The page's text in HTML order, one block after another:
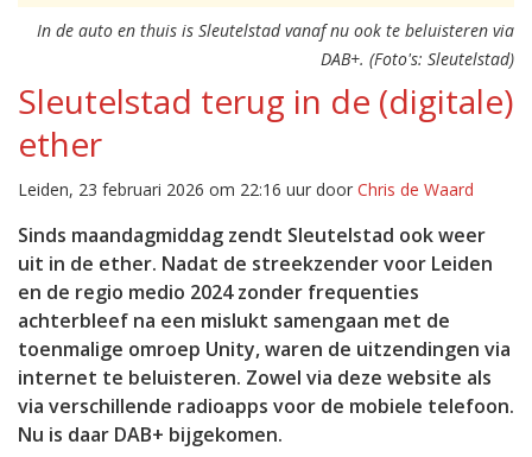
In de auto en thuis is Sleutelstad vanaf nu ook te beluisteren via
DAB+. (Foto's: Sleutelstad)
Sleutelstad terug in de (digitale)
ether
Leiden, 23 februari 2026 om 22:16 uur door Chris de Waard
Sinds maandagmiddag zendt Sleutelstad ook weer
uit in de ether. Nadat de streekzender voor Leiden
en de regio medio 2024 zonder frequenties
achterbleef na een mislukt samengaan met de
toenmalige omroep Unity, waren de uitzendingen via
internet te beluisteren. Zowel via deze website als
via verschillende radioapps voor de mobiele telefoon.
Nu is daar DAB+ bijgekomen.